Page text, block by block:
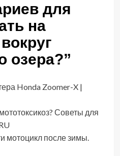
для
на
озера?”
Honda Zoomer-X |
Советы для
мотоцикл после зимы.